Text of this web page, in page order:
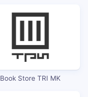
Book Store TRI MK